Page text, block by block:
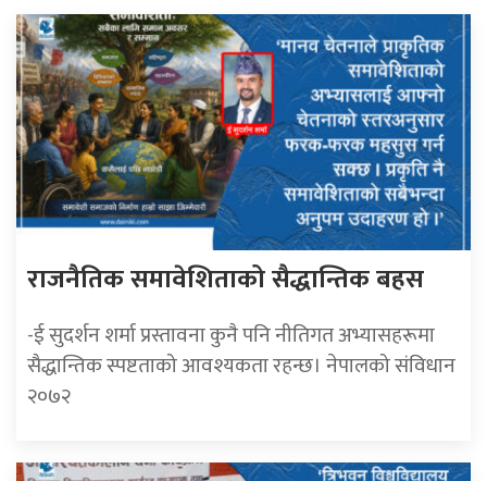
राजनैतिक समावेशिताको सैद्धान्तिक बहस
-ई सुदर्शन शर्मा प्रस्तावना कुनै पनि नीतिगत अभ्यासहरूमा
सैद्धान्तिक स्पष्टताको आवश्यकता रहन्छ। नेपालको संविधान
२०७२